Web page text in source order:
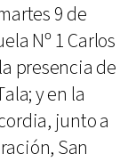
9 de
Nº 1 Carlos
presencia de
y en la
junto a
San